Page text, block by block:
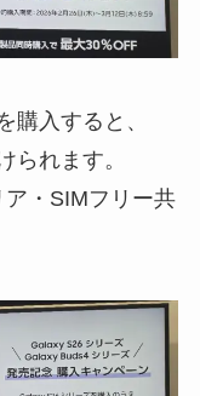
購入すると、
られます。
・SIMフリー共